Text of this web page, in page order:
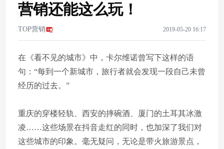
营销还能这么玩！
TOP营销 2019-05-20 16:17
在《看不见的城市》中，卡尔维诺曾写下这样的语
句：“每到一个新城市，旅行者就会发现一段自己未曾
经历的过去。”
重庆的穿楼轻轨、西安的摔碗酒、厦门的土耳其冰激
凌……这些场景在抖音走红的同时，也加深了我们对
这些城市的印象。毫无疑问，无论是带火旅游景点，